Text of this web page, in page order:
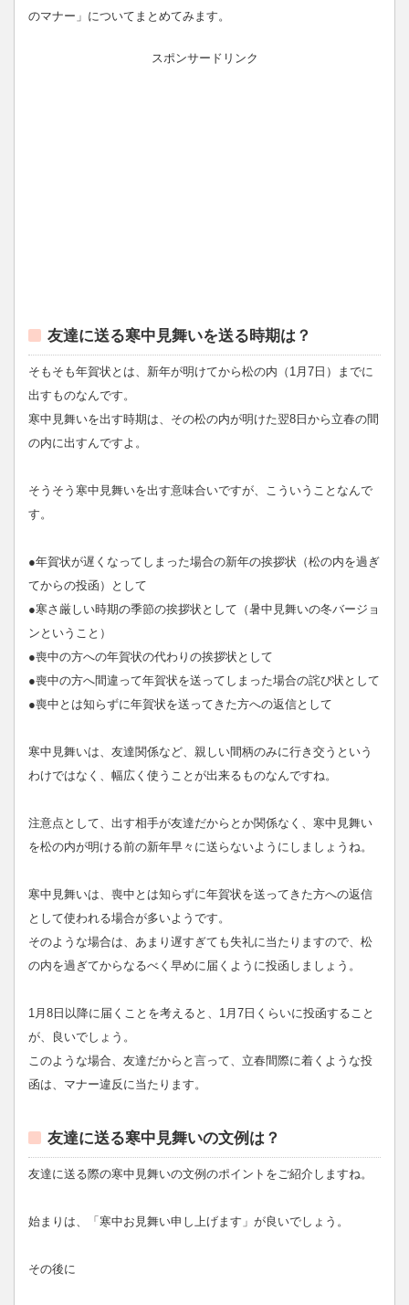
のマナー」についてまとめてみます。
スポンサードリンク
友達に送る寒中見舞いを送る時期は？
そもそも年賀状とは、新年が明けてから松の内（1月7日）までに
出すものなんです。
寒中見舞いを出す時期は、その松の内が明けた翌8日から立春の間
の内に出すんですよ。
そうそう寒中見舞いを出す意味合いですが、こういうことなんで
す。
●年賀状が遅くなってしまった場合の新年の挨拶状（松の内を過ぎ
てからの投函）として
●寒さ厳しい時期の季節の挨拶状として（暑中見舞いの冬バージョ
ンということ）
●喪中の方への年賀状の代わりの挨拶状として
●喪中の方へ間違って年賀状を送ってしまった場合の詫び状として
●喪中とは知らずに年賀状を送ってきた方への返信として
寒中見舞いは、友達関係など、親しい間柄のみに行き交うという
わけではなく、幅広く使うことが出来るものなんですね。
注意点として、出す相手が友達だからとか関係なく、寒中見舞い
を松の内が明ける前の新年早々に送らないようにしましょうね。
寒中見舞いは、喪中とは知らずに年賀状を送ってきた方への返信
として使われる場合が多いようです。
そのような場合は、あまり遅すぎても失礼に当たりますので、松
の内を過ぎてからなるべく早めに届くように投函しましょう。
1月8日以降に届くことを考えると、1月7日くらいに投函すること
が、良いでしょう。
このような場合、友達だからと言って、立春間際に着くような投
函は、マナー違反に当たります。
友達に送る寒中見舞いの文例は？
友達に送る際の寒中見舞いの文例のポイントをご紹介しますね。
始まりは、「寒中お見舞い申し上げます」が良いでしょう。
その後に